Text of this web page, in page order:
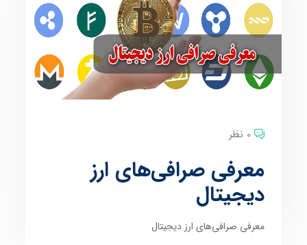
0 نظر
معرفی صرافی‌‌های ارز
دیجیتال
معرفی صرافی‌‌های ارز دیجیتال